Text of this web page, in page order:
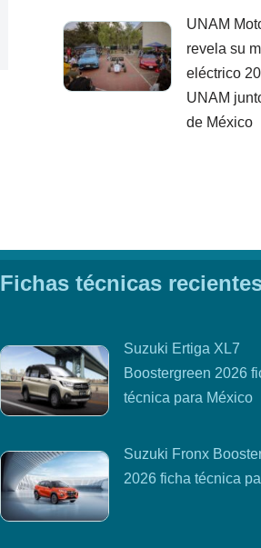
UNAM
revela su
eléctrico
UNAM
de México
Fichas técnicas
Suzuki Ertiga XL7
Boostergreen 2026
técnica para México
Suzuki Fronx
2026 ficha técnica